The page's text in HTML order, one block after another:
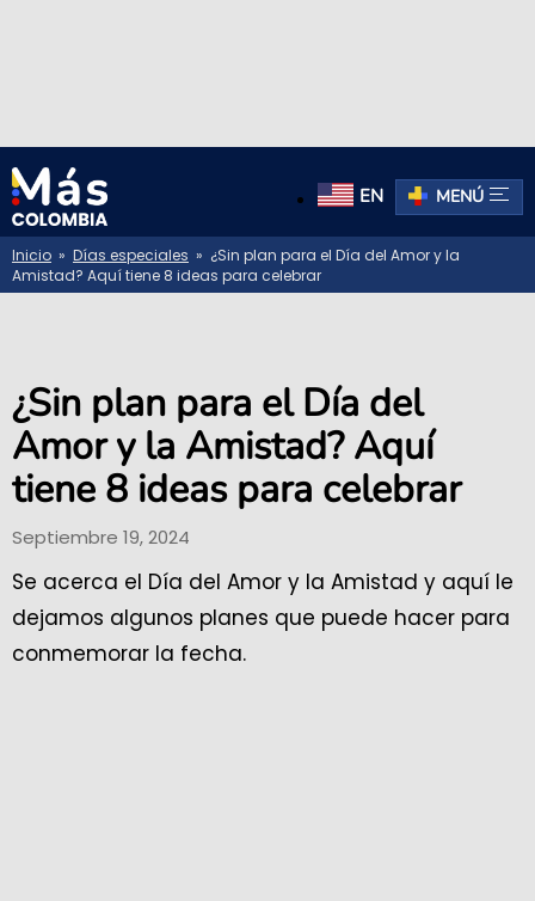
EN MENÚ
Inicio » Días especiales » ¿Sin plan para el Día del Amor y la
Amistad? Aquí tiene 8 ideas para celebrar
¿Sin plan para el Día del
Amor y la Amistad? Aquí
tiene 8 ideas para celebrar
Septiembre 19, 2024
Se acerca el Día del Amor y la Amistad y aquí le
dejamos algunos planes que puede hacer para
conmemorar la fecha.